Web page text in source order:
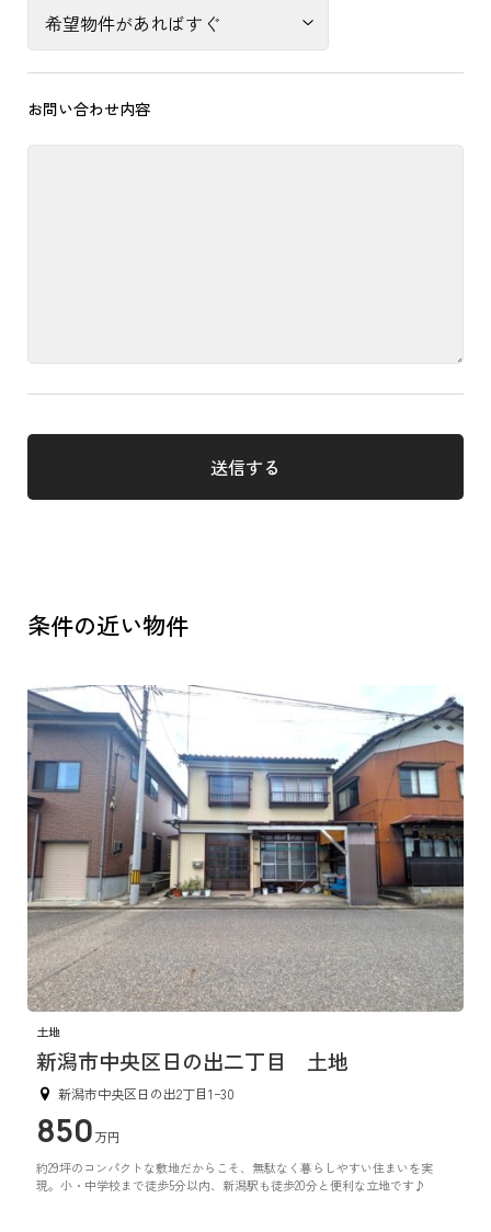
お問い合わせ内容
条件の近い物件
土地
新潟市中央区日の出二丁目 土地
新潟市中央区日の出2丁目1ｰ30
850万円
約29坪のコンパクトな敷地だからこそ、無駄なく暮らしやすい住まいを実
現。小・中学校まで徒歩5分以内、新潟駅も徒歩20分と便利な立地です♪